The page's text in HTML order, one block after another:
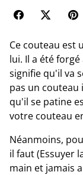
Ce couteau est
lui. Il a été
signifie qu'il va
pas un couteau
qu'il se patine
votre couteau
Néanmoins,
il faut (Essuyer
main et jamais